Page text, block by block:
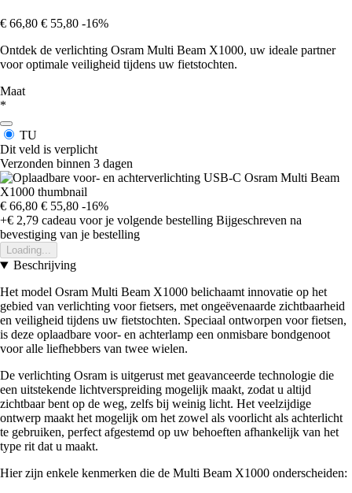
€ 66,80 € 55,80 -16%
Ontdek de verlichting Osram Multi Beam X1000, uw ideale partner
voor optimale veiligheid tijdens uw fietstochten.
Maat
*
TU
Dit veld is verplicht
Verzonden binnen 3 dagen
€ 66,80 € 55,80 -16%
+€ 2,79 cadeau voor je volgende bestelling Bijgeschreven na
bevestiging van je bestelling
Loading...
Beschrijving
Het model Osram Multi Beam X1000 belichaamt innovatie op het
gebied van verlichting voor fietsers, met ongeëvenaarde zichtbaarheid
en veiligheid tijdens uw fietstochten. Speciaal ontworpen voor fietsen,
is deze oplaadbare voor- en achterlamp een onmisbare bondgenoot
voor alle liefhebbers van twee wielen.
De verlichting Osram is uitgerust met geavanceerde technologie die
een uitstekende lichtverspreiding mogelijk maakt, zodat u altijd
zichtbaar bent op de weg, zelfs bij weinig licht. Het veelzijdige
ontwerp maakt het mogelijk om het zowel als voorlicht als achterlicht
te gebruiken, perfect afgestemd op uw behoeften afhankelijk van het
type rit dat u maakt.
Hier zijn enkele kenmerken die de Multi Beam X1000 onderscheiden: